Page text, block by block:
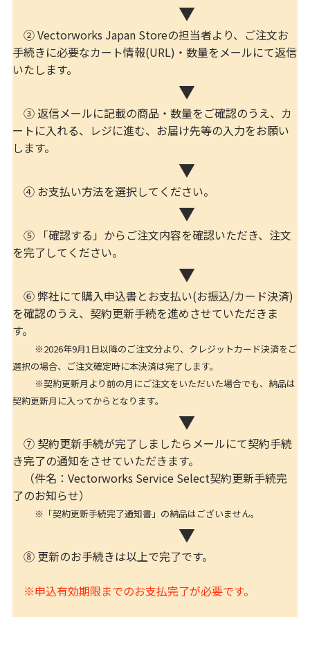
▼
② Vectorworks Japan Storeの担当者より、ご注文お
手続きに必要なカート情報(URL)・数量をメールにて返信
いたします。
▼
③ 返信メールに記載の商品・数量をご確認のうえ、カ
ートに入れる、レジに進む、お届け先等の入力をお願い
します。
▼
④ お支払い方法を選択してください。
▼
⑤ 「確認する」からご注文内容を確認いただき、注文
を完了してください。
▼
⑥ 弊社にて購入申込書とお支払い(お振込/カード決済)
を確認のうえ、契約更新手続を進めさせていただきま
す。
※2026年9月1日以降のご注文分より、クレジットカード決済をご
選択の場合、ご注文確定時に本決済は完了します。
※契約更新月より前の月にご注文をいただいた場合でも、納品は
契約更新月に入ってからとなります。
▼
⑦ 契約更新手続が完了しましたらメールにて契約手続
き完了の通知をさせていただきます。
（件名：Vectorworks Service Select契約更新手続完
了のお知らせ）
※「契約更新手続完了通知書」の納品はございません。
▼
⑧ 更新のお手続きは以上で完了です。
※申込有効期限までのお支払完了が必要です。